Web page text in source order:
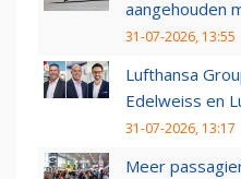
aangehouden
31-07-2026, 13:55
Lufthansa
Edelweiss en
31-07-2026, 13:17
Meer